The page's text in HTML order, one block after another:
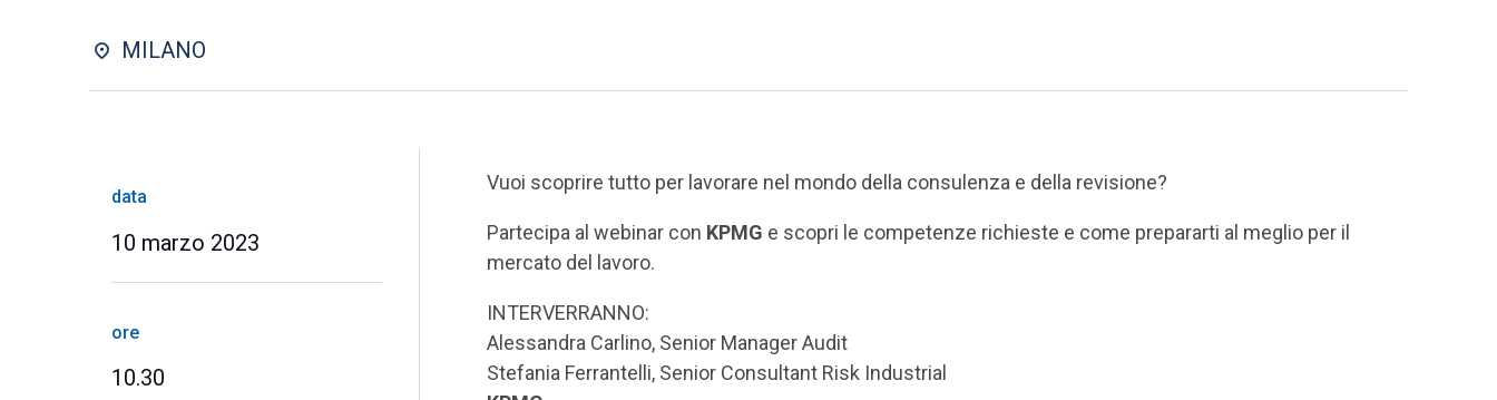
MILANO
data
10 marzo 2023
ore
10.30
Vuoi scoprire tutto per lavorare nel mondo della consulenza e della revisione?
Partecipa al webinar con KPMG e scopri le competenze richieste e come prepararti al meglio per il
mercato del lavoro.
INTERVERRANNO:
Alessandra Carlino, Senior Manager Audit
Stefania Ferrantelli, Senior Consultant Risk Industrial